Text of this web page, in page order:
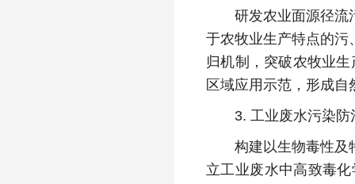
研发农业面源径流污
于农牧业生产特点的污
归机制，突破农牧业
区域应用示范，形成
3. 工业废水污染防
构建以生物毒性及特
立工业废水中高致毒